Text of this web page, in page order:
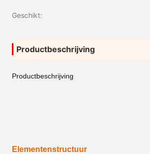
Geschikt:
Productbeschrijving
Productbeschrijving
Elementenstructuur